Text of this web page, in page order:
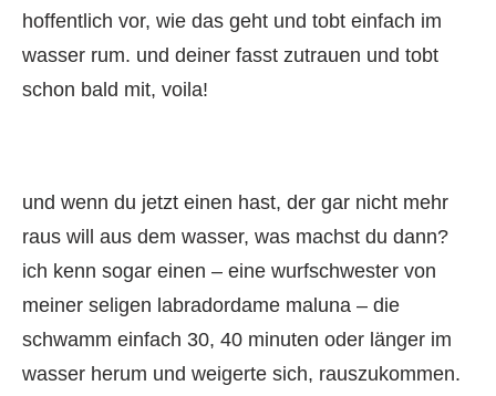
hoffentlich vor, wie das geht und tobt einfach im
wasser rum. und deiner fasst zutrauen und tobt
schon bald mit, voila!
und wenn du jetzt einen hast, der gar nicht mehr
raus will aus dem wasser, was machst du dann?
ich kenn sogar einen – eine wurfschwester von
meiner seligen labradordame maluna – die
schwamm einfach 30, 40 minuten oder länger im
wasser herum und weigerte sich, rauszukommen.